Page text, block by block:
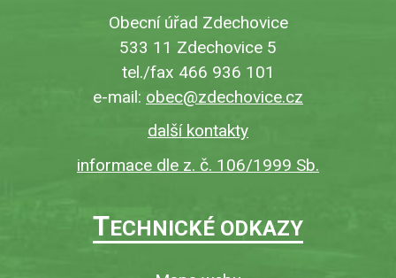
Obecní úřad Zdechovice
533 11 Zdechovice 5
tel./fax 466 936 101
e-mail: obec@zdechovice.cz
další kontakty
informace dle z. č. 106/1999 Sb.
TECHNICKÉ ODKAZY